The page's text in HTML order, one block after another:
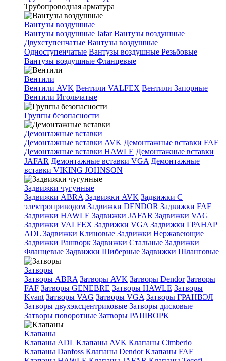
Трубопроводная арматура
Вантузы воздушные
Вантузы воздушные Jafar Вантузы воздушные
Двухступенчатые Вантузы воздушные
Одноступенчатые Вантузы воздушные Резьбовые
Вантузы воздушные Фланцевые
Вентили
Вентили AVK Вентили VALFEX Вентили Запорные
Вентили Игольчатые
Группы безопасности
Демонтажные вставки
Демонтажные вставки AVK Демонтажные вставки FAF
Демонтажные вставки HAWLE Демонтажные вставки
JAFAR Демонтажные вставки VGA Демонтажные
вставки VIKING JOHNSON
Задвижки чугунные
Задвижки ABRA Задвижки AVK Задвижки C
электроприводом Задвижки DENDOR Задвижки FAF
Задвижки HAWLE Задвижки JAFAR Задвижки VAG
Задвижки VALFEX Задвижки VGA Задвижки ГРАНАР
ADL Задвижки Клиновые Задвижки Нержавеющие
Задвижки Рашворк Задвижки Стальные Задвижки
Фланцевые Задвижки Шиберные Задвижки Шланговые
Затворы
Затворы ABRA Затворы AVK Затворы Dendor Затворы
FAF Затворы GENEBRE Затворы HAWLE Затворы
Kvant Затворы VAG Затворы VGA Затворы ГРАНВЭЛ
Затворы двухэксцентриковые Затворы дисковые
Затворы поворотные Затворы РАШВОРК
Клапаны
Клапаны ADL Клапаны AVK Клапаны Cimberio
Клапаны Danfoss Клапаны Dendor Клапаны FAF